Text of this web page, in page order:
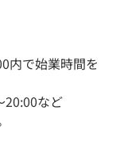
内で始業時間を
20:00など